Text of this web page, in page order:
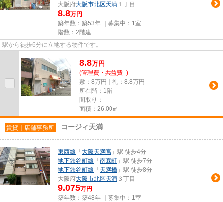
大阪府大阪市北区天満 １丁目
8.8万円
築年数：築53年 ｜募集中： 1室
階数：2階建
駅から徒歩6分に立地する物件です。
8.8万円
(管理費・共益費 -)
敷：8万円｜礼：8.8万円
所在階：1階
間取り：-
面積：26.00㎡
賃貸｜店舗事務所 コージィ天満
東西線 「 大阪天満宮 」駅 徒歩4分
地下鉄谷町線 「 南森町 」駅 徒歩7分
地下鉄谷町線 「 天満橋 」駅 徒歩8分
大阪府大阪市北区天満 ３丁目
9.075万円
築年数：築48年 ｜募集中： 1室